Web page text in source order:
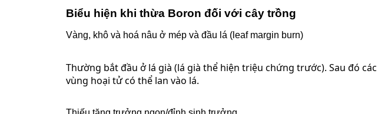
Biểu hiện khi thừa Boron đối với cây trồng
Vàng, khô và hoá nâu ở mép và đầu lá (leaf margin burn)
Thường bắt đầu ở lá già (lá già thể hiện triệu chứng trước). Sau đó các
vùng hoại tử có thể lan vào lá.